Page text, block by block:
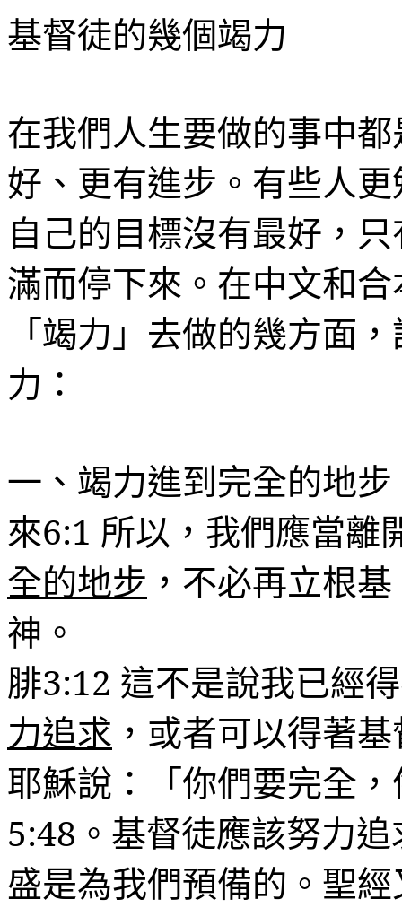
基督徒的幾個竭力
在我們人生要做的事中
好、更有進步。有些人
自己的目標沒有最好，
滿而停下來 。在中文和
「竭力」去做的幾方面
力：
一、竭力進到完全的地步
來6:1 所以，我們應當離
全的地步 ，不必再立根
神。
腓3:12 這不是說我已經
力追求 ，或者可以得著
耶穌說 ： 「你們要完全
5:48 。基督徒應該努力
盛是為我們預備的。聖